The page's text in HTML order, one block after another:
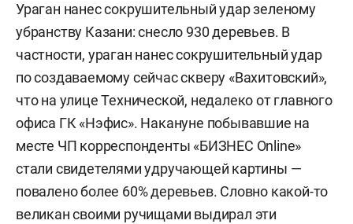
Ураган нанес сокрушительный удар зеленому
убранству Казани: снесло 930 деревьев. В
частности, ураган нанес сокрушительный удар
по создаваемому сейчас скверу «Вахитовский»,
что на улице Технической, недалеко от главного
офиса ГК «Нэфис». Накануне побывавшие на
месте ЧП корреспонденты «БИЗНЕС Online»
стали свидетелями удручающей картины —
повалено более 60% деревьев. Словно какой-то
великан своими ручищами выдирал эти